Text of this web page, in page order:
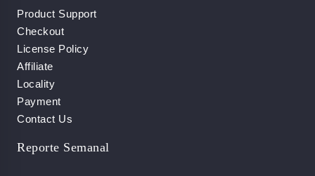
Product Support
Checkout
License Policy
Affiliate
Locality
Payment
Contact Us
Reporte Semanal